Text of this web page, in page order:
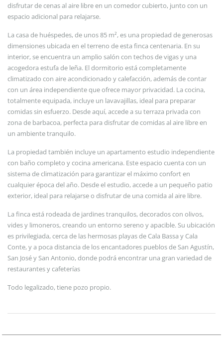
disfrutar de cenas al aire libre en un comedor cubierto, junto con un
espacio adicional para relajarse.
La casa de huéspedes, de unos 85 m², es una propiedad de generosas
dimensiones ubicada en el terreno de esta finca centenaria. En su
interior, se encuentra un amplio salón con techos de vigas y una
acogedora estufa de leña. El dormitorio está completamente
climatizado con aire acondicionado y calefacción, además de contar
con un área independiente que ofrece mayor privacidad. La cocina,
totalmente equipada, incluye un lavavajillas, ideal para preparar
comidas sin esfuerzo. Desde aquí, accede a su terraza privada con
zona de barbacoa, perfecta para disfrutar de comidas al aire libre en
un ambiente tranquilo.
La propiedad también incluye un apartamento estudio independiente
con baño completo y cocina americana. Este espacio cuenta con un
sistema de climatización para garantizar el máximo confort en
cualquier época del año. Desde el estudio, accede a un pequeño patio
exterior, ideal para relajarse o disfrutar de una comida al aire libre.
La finca está rodeada de jardines tranquilos, decorados con olivos,
vides y limoneros, creando un entorno sereno y apacible. Su ubicación
es privilegiada, cerca de las hermosas playas de Cala Bassa y Cala
Conte, y a poca distancia de los encantadores pueblos de San Agustín,
San José y San Antonio, donde podrá encontrar una gran variedad de
restaurantes y cafeterías
Todo legalizado, tiene pozo propio.